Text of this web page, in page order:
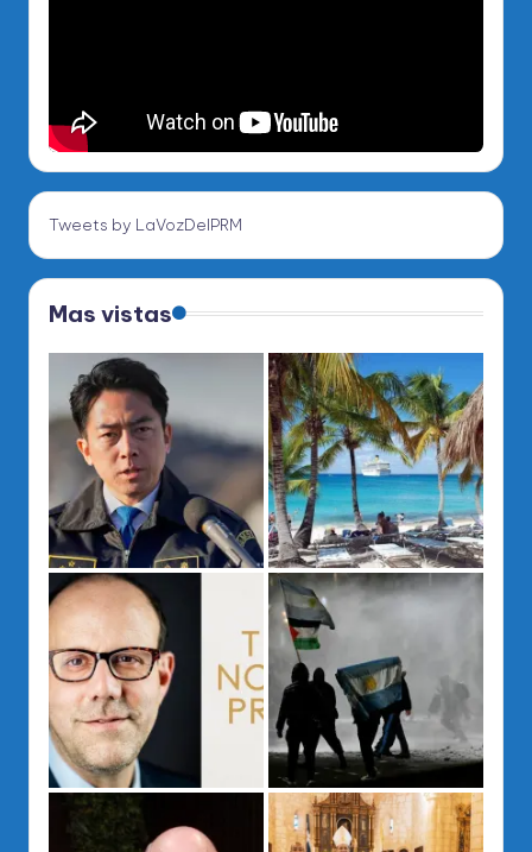
Tweets by LaVozDelPRM
Mas vistas